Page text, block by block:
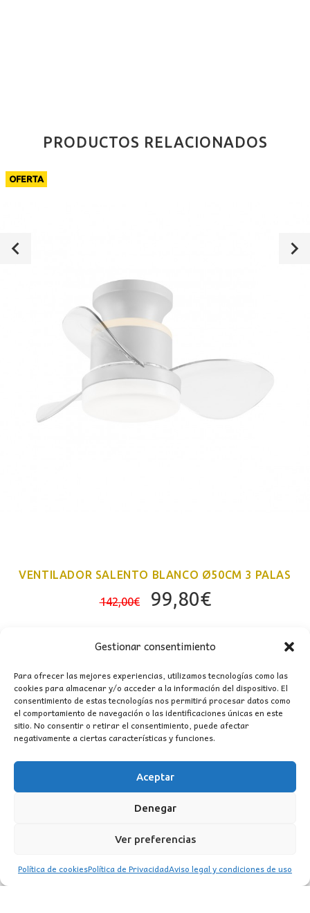
Gestionar consentimiento
Para ofrecer las mejores experiencias, utilizamos tecnologías como las
cookies para almacenar y/o acceder a la información del dispositivo. El
consentimiento de estas tecnologías nos permitirá procesar datos como
el comportamiento de navegación o las identificaciones únicas en este
sitio. No consentir o retirar el consentimiento, puede afectar
negativamente a ciertas características y funciones.
Aceptar
Denegar
Ver preferencias
Política de cookiesPolítica de PrivacidadAviso legal y condiciones de uso
PRODUCTOS RELACIONADOS
OFERTA
VENTILADOR SALENTO BLANCO Ø50CM 3 PALAS
142,00€
El
era:
142,00€.
99,80€El
es:
99,80€.
CONTACTO
WhatsApp
TikTok
Instagram